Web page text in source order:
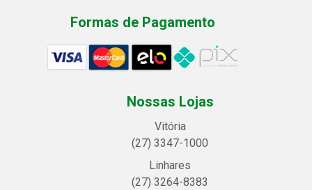
Formas de Pagamento
Nossas Lojas
Vitória
(27) 3347-1000
Linhares
(27) 3264-8383